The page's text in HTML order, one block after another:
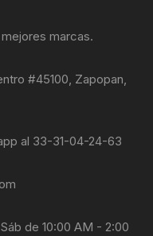
marcas.
#45100, Zapopan,
al 33-31-04-24-63
de 10:00 AM - 2:00